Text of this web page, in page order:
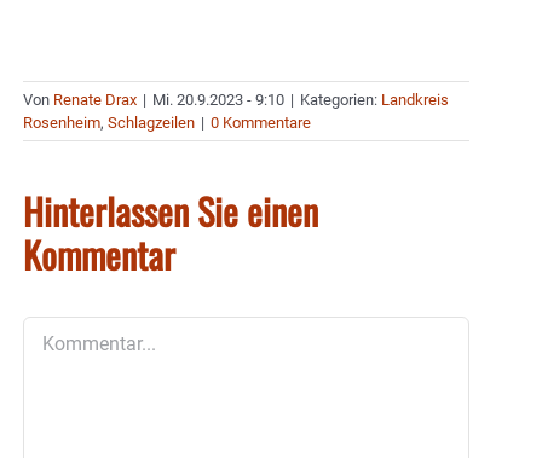
Von Renate Drax | Mi. 20.9.2023 - 9:10 | Kategorien: Landkreis
Rosenheim, Schlagzeilen | 0 Kommentare
Hinterlassen Sie einen
Kommentar